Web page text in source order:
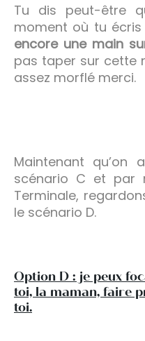
Tu dis peut-être
moment où tu
encore une main
pas taper sur cette
assez morflé merci.
Maintenant
scénario C et par
Terminale,
le scénario D.
Option D : je peux
toi, la maman, faire
toi.